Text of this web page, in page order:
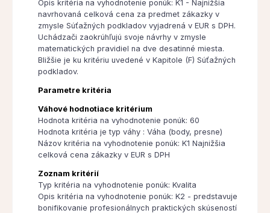
Opis kritéria na vyhodnotenie ponúk: K1 - Najnižšia
navrhovaná celková cena za predmet zákazky v
zmysle Súťažných podkladov vyjadrená v EUR s DPH.
Uchádzači zaokrúhľujú svoje návrhy v zmysle
matematických pravidiel na dve desatinné miesta.
Bližšie je ku kritériu uvedené v Kapitole (F) Súťažných
podkladov.
Parametre kritéria
Váhové hodnotiace kritérium
Hodnota kritéria na vyhodnotenie ponúk: 60
Hodnota kritéria je typ váhy : Váha (body, presne)
Názov kritéria na vyhodnotenie ponúk: K1 Najnižšia
celková cena zákazky v EUR s DPH
Zoznam kritérií
Typ kritéria na vyhodnotenie ponúk: Kvalita
Opis kritéria na vyhodnotenie ponúk: K2 - predstavuje
bonifikovanie profesionálnych praktických skúseností